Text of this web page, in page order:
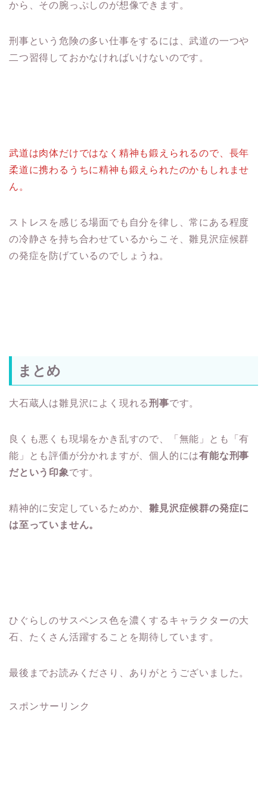
から、その腕っぷしのが想像できます。
刑事という危険の多い仕事をするには、武道の一つや
二つ習得しておかなければいけないのです。
武道は肉体だけではなく精神も鍛えられるので、長年
柔道に携わるうちに精神も鍛えられたのかもしれませ
ん。
ストレスを感じる場面でも自分を律し、常にある程度
の冷静さを持ち合わせているからこそ、雛見沢症候群
の発症を防げているのでしょうね。
まとめ
大石蔵人は雛見沢によく現れる刑事です。
良くも悪くも現場をかき乱すので、「無能」とも「有
能」とも評価が分かれますが、個人的には有能な刑事
だという印象 です。
精神的に安定しているためか、雛見沢症候群の発症に
は至っていません。
ひぐらしのサスペンス色を濃くするキャラクターの大
石、たくさん活躍することを期待しています。
最後までお読みくださり、ありがとうございました。
スポンサーリンク